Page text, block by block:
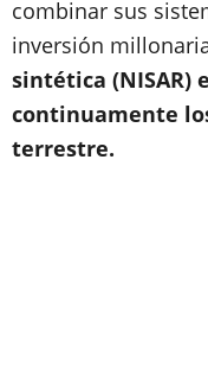
combinar sus
inversión
sintética (NISAR)
continuamente
terrestre.